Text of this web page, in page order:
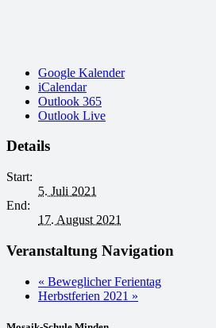
Google Kalender
iCalendar
Outlook 365
Outlook Live
Details
Start:
5. Juli 2021
End:
17. August 2021
Veranstaltung Navigation
« Beweglicher Ferientag
Herbstferien 2021 »